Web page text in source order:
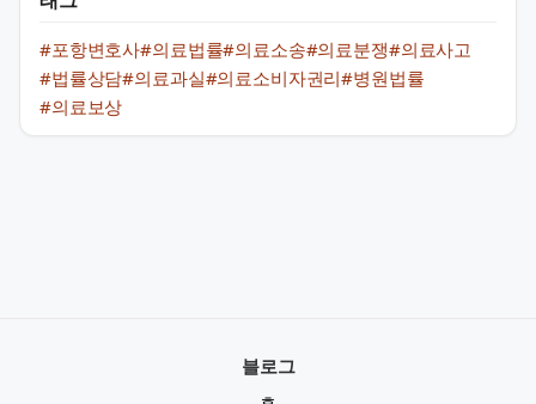
#포항변호사#의료법률#의료소송#의료분쟁#의료사고
#법률상담#의료과실#의료소비자권리#병원법률
#의료보상
블로그